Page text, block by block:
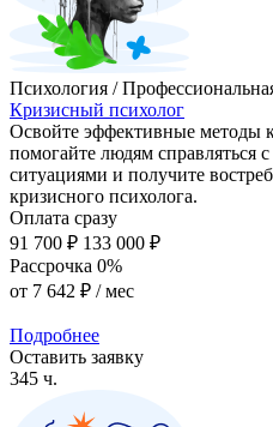
Психология /
Кризисный психолог
Освойте эффективные методы
помогайте людям
ситуациями и получите
кризисного психолога.
Оплата сразу
91 700 ₽ 133 000 ₽
Рассрочка 0%
от 7 642 ₽ / мес
Подробнее
Оставить заявку
345 ч.